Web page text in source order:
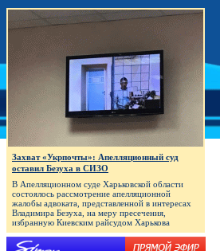
Захват «Укрпочты»: Апелляционный суд
оставил Безуха в СИЗО
В Апелляционном суде Харьковской области
состоялось рассмотрение апелляционной
жалобы адвоката, представленной в интересах
Владимира Безуха, на меру пресечения,
избранную Киевским райсудом Харькова